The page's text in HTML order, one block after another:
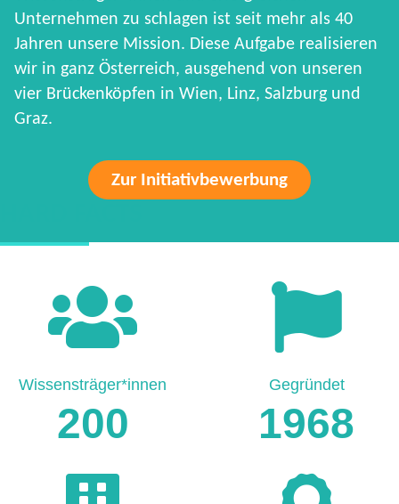
Unternehmen zu schlagen ist seit mehr als 40
Jahren unsere Mission. Diese Aufgabe realisieren
wir in ganz Österreich, ausgehend von unseren
vier Brückenköpfen in Wien, Linz, Salzburg und
Graz.
Zur Initiativbewerbung
200
Wissensträger*innen
1968
Gegründet